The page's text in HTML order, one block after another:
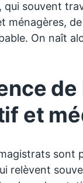
qui souvent
ménagères,
On naît
et
sont
relèvent